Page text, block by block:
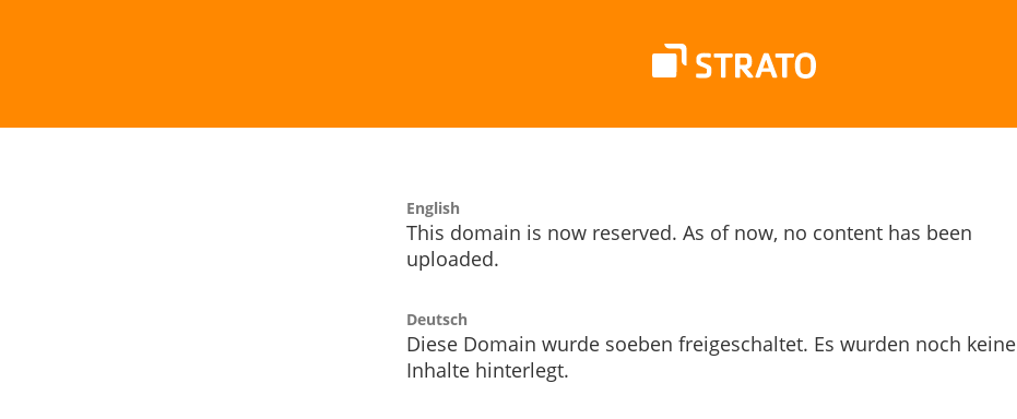
English
This domain is now reserved. As of now, no content has been
uploaded.
Deutsch
Diese Domain wurde soeben freigeschaltet. Es wurden noch keine
Inhalte hinterlegt.